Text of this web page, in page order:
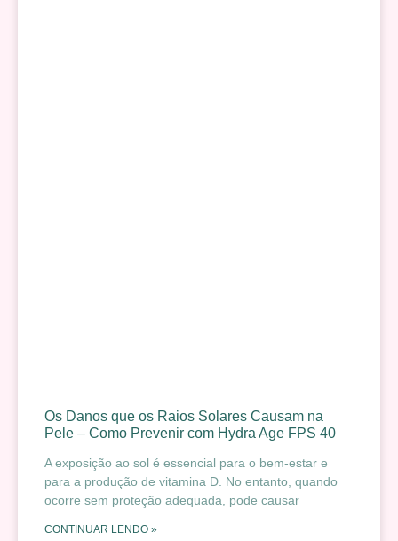
Os Danos que os Raios Solares Causam na
Pele – Como Prevenir com Hydra Age FPS 40
A exposição ao sol é essencial para o bem-estar e
para a produção de vitamina D. No entanto, quando
ocorre sem proteção adequada, pode causar
CONTINUAR LENDO »